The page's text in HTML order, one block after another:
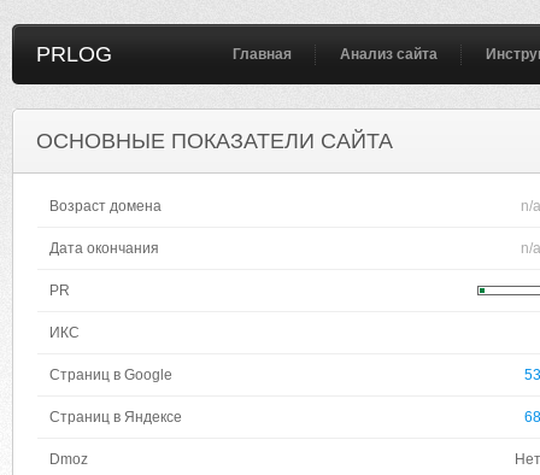
PRLOG Главная Анализ сайта
ОСНОВНЫЕ ПОКАЗАТЕЛИ САЙТА
Возраст домена n/a
Дата окончания n/a
PR
ИКС
Страниц в Google 53
Страниц в Яндексе 68
Dmoz Нет